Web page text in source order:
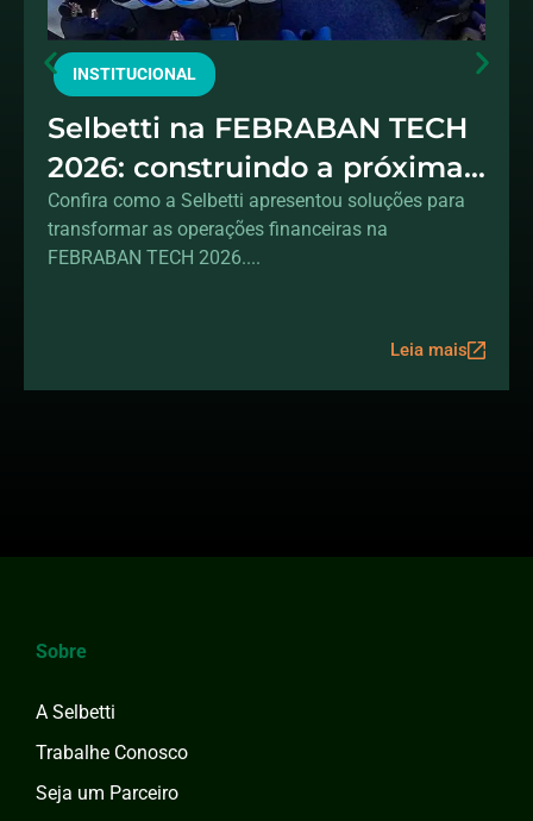
INSTITUCIONAL
Selbetti na FEBRABAN TECH
2026: construindo a próxima
geração das operações
financeiras
Confira como a Selbetti apresentou soluções para
transformar as operações financeiras na
FEBRABAN TECH 2026....
Leia mais
Sobre
A Selbetti
Trabalhe Conosco
Seja um Parceiro